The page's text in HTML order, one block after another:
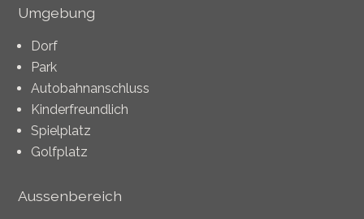
Umgebung
Dorf
Park
Autobahnanschluss
Kinderfreundlich
Spielplatz
Golfplatz
Aussenbereich